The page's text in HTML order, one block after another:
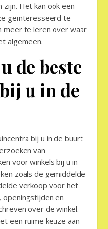
zijn. Het kan ook een
geïnteresseerd te
meer te leren over waar
algemeen.
de beste
u in de
bij u in de buurt
van
voor winkels bij u in
zoals de gemiddelde
verkoop voor het
openingstijden en
over de winkel.
een ruime keuze aan